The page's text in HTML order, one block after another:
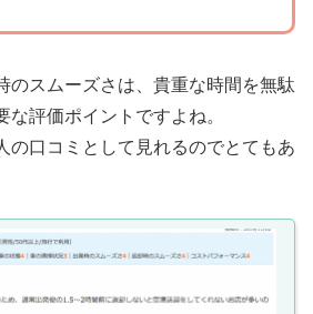
のスムーズさは、貴重な時間を無駄
な評価ポイントですよね。
の口コミとして見れるのでとてもあ